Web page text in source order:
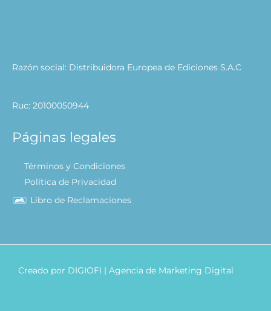
Razón social: Distribuidora Europea de Ediciones S.A.C
Ruc: 20100050944
Páginas legales
Términos y Condiciones
Política de Privacidad
Libro de Reclamaciones
Creado por DIGIOFI | Agencia de Marketing Digital